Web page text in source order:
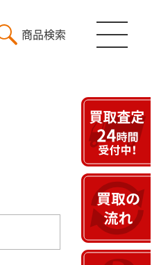
商品検索